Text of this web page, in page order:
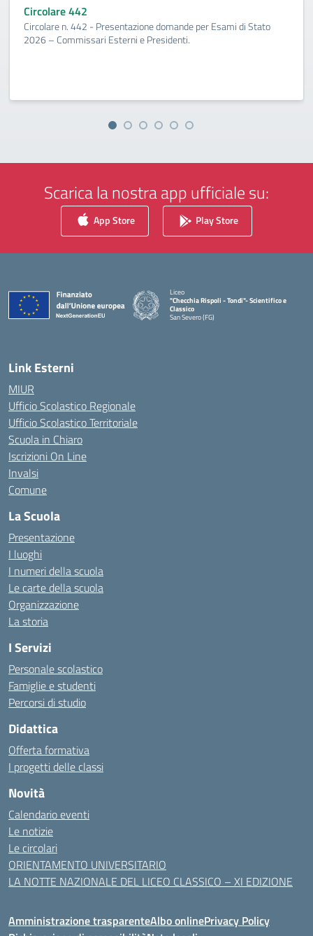
Circolare 442
Circolare n. 442 - Presentazione domande per Esami di Stato
2026 – Commissari Esterni e Presidenti.
Scarica la nostra app ufficiale su:
App Store Play Store
Liceo
"Checchia Rispoli - Tondi"- Scientifico e
Classico
San Severo (FG)
Link Esterni
MIUR
Ufficio Scolastico Regionale
Ufficio Scolastico Territoriale
Scuola in Chiaro
Iscrizioni On Line
Invalsi
Comune
La Scuola
Presentazione
I luoghi
I numeri della scuola
Le carte della scuola
Organizzazione
La storia
I Servizi
Personale scolastico
Famiglie e studenti
Percorsi di studio
Didattica
Offerta formativa
I progetti delle classi
Novità
Calendario eventi
Le notizie
Le circolari
ORIENTAMENTO UNIVERSITARIO
LA NOTTE NAZIONALE DEL LICEO CLASSICO – XI EDIZIONE
Amministrazione trasparenteAlbo onlinePrivacy Policy